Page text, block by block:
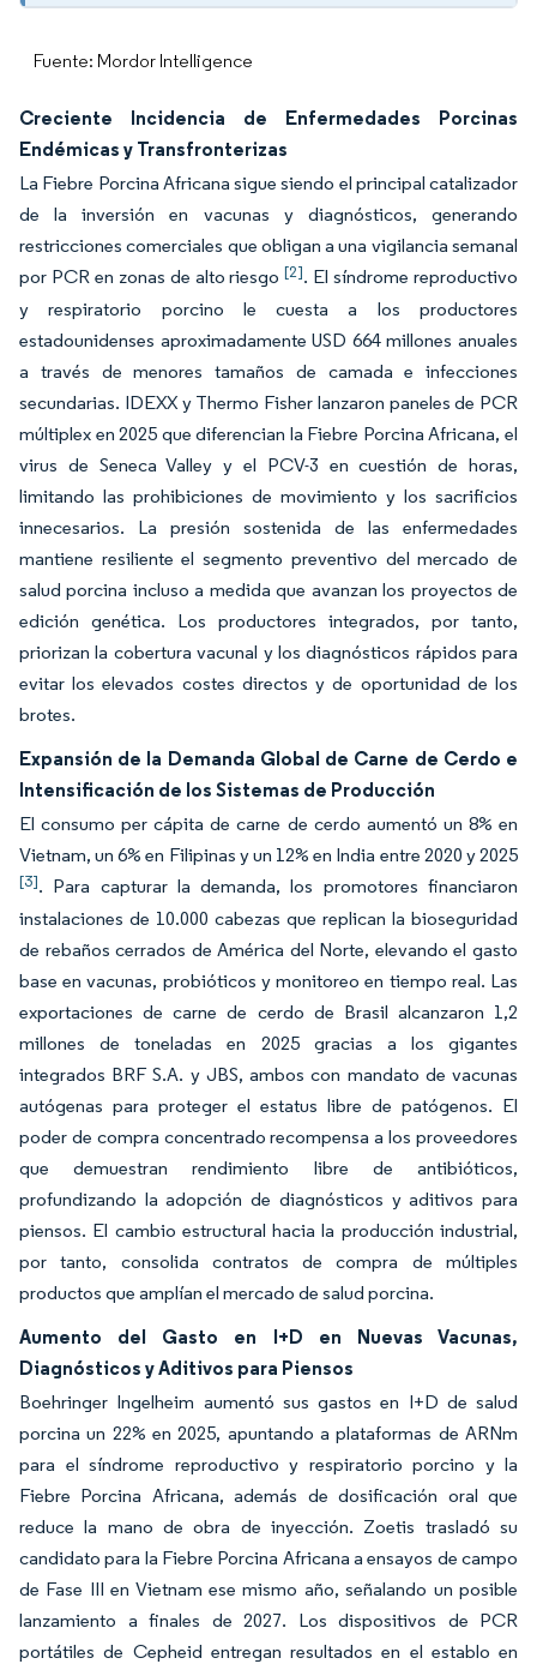
Fuente: Mordor Intelligence
Creciente Incidencia de Enfermedades Porcinas
Endémicas y Transfronterizas
La Fiebre Porcina Africana sigue siendo el principal catalizador
de la inversión en vacunas y diagnósticos, generando
restricciones comerciales que obligan a una vigilancia semanal
por PCR en zonas de alto riesgo[2]. El síndrome reproductivo
y respiratorio porcino le cuesta a los productores
estadounidenses aproximadamente USD 664 millones anuales
a través de menores tamaños de camada e infecciones
secundarias. IDEXX y Thermo Fisher lanzaron paneles de PCR
múltiplex en 2025 que diferencian la Fiebre Porcina Africana, el
virus de Seneca Valley y el PCV-3 en cuestión de horas,
limitando las prohibiciones de movimiento y los sacrificios
innecesarios. La presión sostenida de las enfermedades
mantiene resiliente el segmento preventivo del mercado de
salud porcina incluso a medida que avanzan los proyectos de
edición genética. Los productores integrados, por tanto,
priorizan la cobertura vacunal y los diagnósticos rápidos para
evitar los elevados costes directos y de oportunidad de los
brotes.
Expansión de la Demanda Global de Carne de Cerdo e
Intensificación de los Sistemas de Producción
El consumo per cápita de carne de cerdo aumentó un 8% en
Vietnam, un 6% en Filipinas y un 12% en India entre 2020 y 2025
[3]. Para capturar la demanda, los promotores financiaron
instalaciones de 10.000 cabezas que replican la bioseguridad
de rebaños cerrados de América del Norte, elevando el gasto
base en vacunas, probióticos y monitoreo en tiempo real. Las
exportaciones de carne de cerdo de Brasil alcanzaron 1,2
millones de toneladas en 2025 gracias a los gigantes
integrados BRF S.A. y JBS, ambos con mandato de vacunas
autógenas para proteger el estatus libre de patógenos. El
poder de compra concentrado recompensa a los proveedores
que demuestran rendimiento libre de antibióticos,
profundizando la adopción de diagnósticos y aditivos para
piensos. El cambio estructural hacia la producción industrial,
por tanto, consolida contratos de compra de múltiples
productos que amplían el mercado de salud porcina.
Aumento del Gasto en I+D en Nuevas Vacunas,
Diagnósticos y Aditivos para Piensos
Boehringer Ingelheim aumentó sus gastos en I+D de salud
porcina un 22% en 2025, apuntando a plataformas de ARNm
para el síndrome reproductivo y respiratorio porcino y la
Fiebre Porcina Africana, además de dosificación oral que
reduce la mano de obra de inyección. Zoetis trasladó su
candidato para la Fiebre Porcina Africana a ensayos de campo
de Fase III en Vietnam ese mismo año, señalando un posible
lanzamiento a finales de 2027. Los dispositivos de PCR
portátiles de Cepheid entregan resultados en el establo en